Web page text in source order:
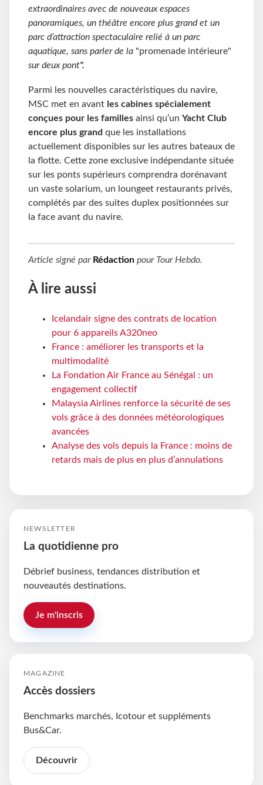
extraordinaires avec de nouveaux espaces
panoramiques, un théâtre encore plus grand et un
parc d’attraction spectaculaire relié à un parc
aquatique, sans parler de la "promenade intérieure"
sur deux pont".
Parmi les nouvelles caractéristiques du navire,
MSC met en avant les cabines spécialement
conçues pour les familles ainsi qu’un Yacht Club
encore plus grand que les installations
actuellement disponibles sur les autres bateaux de
la flotte. Cette zone exclusive indépendante située
sur les ponts supérieurs comprendra dorénavant
un vaste solarium, un loungeet restaurants privés,
complétés par des suites duplex positionnées sur
la face avant du navire.
Article signé par Rédaction pour Tour Hebdo.
À lire aussi
Icelandair signe des contrats de location
pour 6 appareils A320neo
France : améliorer les transports et la
multimodalité
La Fondation Air France au Sénégal : un
engagement collectif
Malaysia Airlines renforce la sécurité de ses
vols grâce à des données météorologiques
avancées
Analyse des vols depuis la France : moins de
retards mais de plus en plus d’annulations
NEWSLETTER
La quotidienne pro
Débrief business, tendances distribution et
nouveautés destinations.
Je m'inscris
MAGAZINE
Accès dossiers
Benchmarks marchés, Icotour et suppléments
Bus&Car.
Découvrir